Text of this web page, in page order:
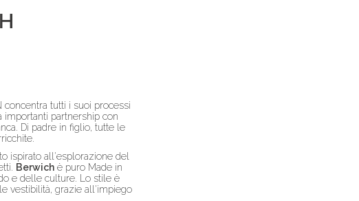
tutti i suoi processi
importanti partnership con
Di padre in figlio, tutte le
ispirato all'esplorazione del
Berwich è puro Made in
e delle culture. Lo stile è
vestibilità, grazie all'impiego